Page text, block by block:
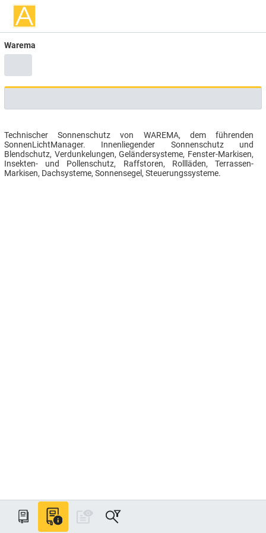
Warema
Technischer Sonnenschutz von WAREMA, dem führenden
SonnenLichtManager. Innenliegender Sonnenschutz und
Blendschutz, Verdunkelungen, Geländersysteme, Fenster-Markisen,
Insekten- und Pollenschutz, Raffstoren, Rollläden, Terrassen-
Markisen, Dachsysteme, Sonnensegel, Steuerungssysteme.